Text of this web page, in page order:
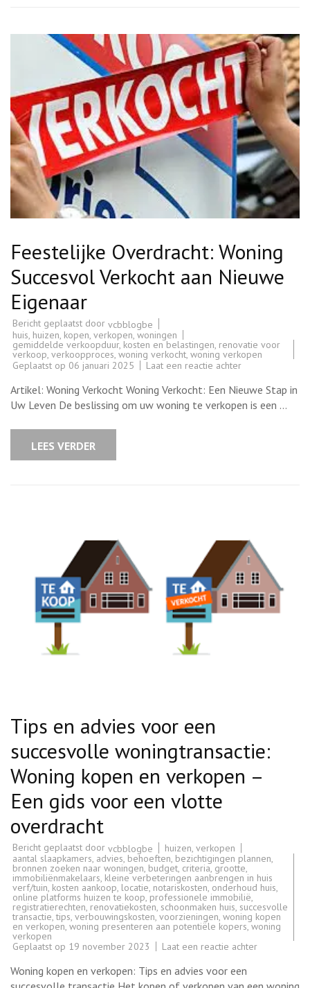
Feestelijke Overdracht: Woning
Succesvol Verkocht aan Nieuwe
Eigenaar
Bericht geplaatst door vcbblogbe
huis, huizen, kopen, verkopen, woningen
gemiddelde verkoopduur, kosten en belastingen, renovatie voor
verkoop, verkoopproces, woning verkocht, woning verkopen
Geplaatst op 06 januari 2025 Laat een reactie achterop
Overdracht:
Woning
Succesvol
Verkocht
Artikel: Woning Verkocht Woning Verkocht: Een Nieuwe Stap in
Uw Leven De beslissing om uw woning te verkopen is een …
LEES VERDER
Tips en advies voor een
succesvolle woningtransactie:
Woning kopen en verkopen –
Een gids voor een vlotte
overdracht
Bericht geplaatst door vcbblogbe huizen, verkopen
aantal slaapkamers advies behoeften bezichtigingen plannen
bronnen zoeken naar woningen budget criteria, grootte
immobiliënmakelaars kleine verbeteringen aanbrengen in huis
verf/tuin kosten aankoop locatie notariskosten onderhoud huis
online platforms huizen te koop professionele immobilië
registratierechten renovatiekosten schoonmaken huis succesvolle
transactie ,tips verbouwingskosten voorzieningen woning kopen
en verkopen woning presenteren aan potentiële kopers,woning
verkopen
Geplaatst op 19 november 2023 Laat een reactie achterop
voor
Woning kopen en verkopen: Tips en advies voor een